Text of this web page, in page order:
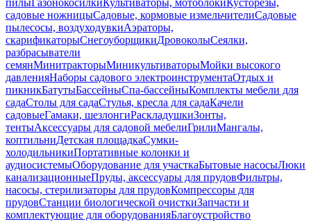
пилыГазонокосилкиКультиваторы, мотоблокиКусторезы,
садовые ножницыСадовые, кормовые измельчителиСадовые
пылесосы, воздуходувкиАэраторы,
скарификаторыСнегоуборщикиДровоколыСеялки,
разбрасыватели
семянМинитракторыМиникультиваторыМойки высокого
давленияНаборы садового электроинструментаОтдых и
пикникБатутыБассейныСпа-бассейныКомплекты мебели для
садаСтолы для садаСтулья, кресла для садаКачели
садовыеГамаки, шезлонгиРаскладушкиЗонты,
тентыАксессуары для садовой мебелиГрилиМангалы,
коптильниДетская площадкаСумки-
холодильникиПортативные колонки и
аудиосистемыОборудование для участкаБытовые насосыЛюки
канализационныеПруды, аксессуары для прудовФильтры,
насосы, стерилизаторы для прудовКомпрессоры для
прудовСтанции биологической очисткиЗапчасти и
комплектующие для оборудованияБлагоустройство